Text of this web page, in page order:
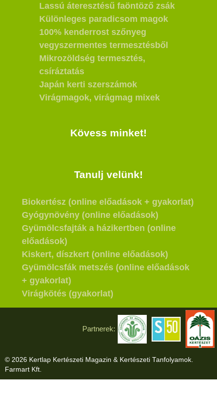
Lassú áteresztésű faöntöző zsák
Különleges paradicsom magok
100% kenderrost szőnyeg
vegyszermentes termesztésből
Mikrozöldség termesztés,
csíráztatás
Japán kerti szerszámok
Virágmagok, virágmag mixek
Kövess minket!
Tanulj velünk!
Biokertész (online előadások + gyakorlat)
Gyógynövény (online előadások)
Gyümölcsfajták a házikertben (online
előadások)
Kiskert, díszkert (online előadások)
Gyümölcsfák metszés (online előadások
+ gyakorlat)
Virágkötés (gyakorlat)
Partnerek:
© 2026 Kertlap Kertészeti Magazin & Kertészeti Tanfolyamok.
Farmart Kft.